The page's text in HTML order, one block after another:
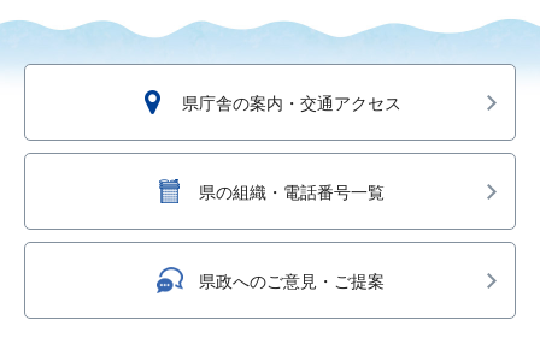
県庁舎の案内・交通アクセス
県の組織・電話番号一覧
県政へのご意見・ご提案